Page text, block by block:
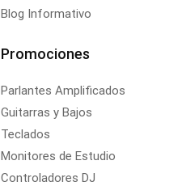
Blog Informativo
Promociones
Parlantes Amplificados
Guitarras y Bajos
Teclados
Monitores de Estudio
Controladores DJ